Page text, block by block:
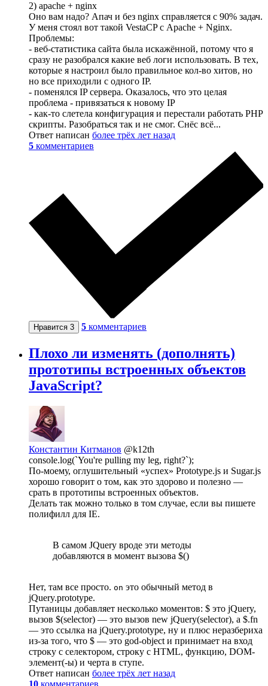
2) apache + nginx
Оно вам надо? Апач и без nginx справляется с 90% задач.
У меня стоял вот такой VestaCP с Apache + Nginx.
Проблемы:
- веб-статистика сайта была искажённой, потому что я
сразу не разобрался какие веб логи использовать. В тех,
которые я настроил было правильное кол-во хитов, но
но все приходили с одного IP.
- поменялся IP сервера. Оказалось, что это целая
проблема - привязаться к новому IP
- как-то слетела конфигурация и перестали работать PHP
скрипты. Разобраться так и не смог. Снёс всё...
Ответ написан более трёх лет назад
5 комментариев
Нравится 3 5 комментариев
Плохо ли изменять (дополнять)
прототипы встроенных объектов
JavaScript?
Константин Китманов @k12th
console.log(`You're pulling my leg, right?`);
По-моему, оглушительный «успех» Prototype.js и Sugar.js
хорошо говорит о том, как это здорово и полезно —
срать в прототипы встроенных объектов.
Делать так можно только в том случае, если вы пишете
полифилл для IE.
В самом JQuery вроде эти методы
добавляются в момент вызова $()
Нет, там все просто. on это обычный метод в
jQuery.prototype.
Путаницы добавляет несколько моментов: $ это jQuery,
вызов $(selector) — это вызов new jQuery(selector), а $.fn
— это ссылка на jQuery.prototype, ну и плюс неразбериха
из-за того, что $ — это god-object и принимает на вход
строку с селектором, строку с HTML, функцию, DOM-
элемент(-ы) и черта в ступе.
Ответ написан более трёх лет назад
10 комментариев